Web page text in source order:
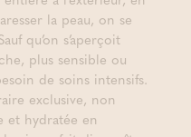
la peau, on se
qu’on s’aperçoit
plus sensible ou
de soins intensifs.
exclusive, non
et hydratée en